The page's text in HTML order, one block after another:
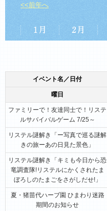
<<前年へ
イベント名／日付
曜日
ファミリーで！友達同士で！リステ
ルサバイバルゲーム 7/25～
リステル謎解き「ー写真で巡る謎解
きの旅ーあの日見た景色」
リステル謎解き「キミも今日から恐
竜調査隊!リステルにかくされたま
ぼろしのたまごをさがしだせ!」
夏・猪苗代ハーブ園 ひまわり迷路
期間のお知らせ